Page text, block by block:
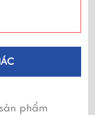
phẩm